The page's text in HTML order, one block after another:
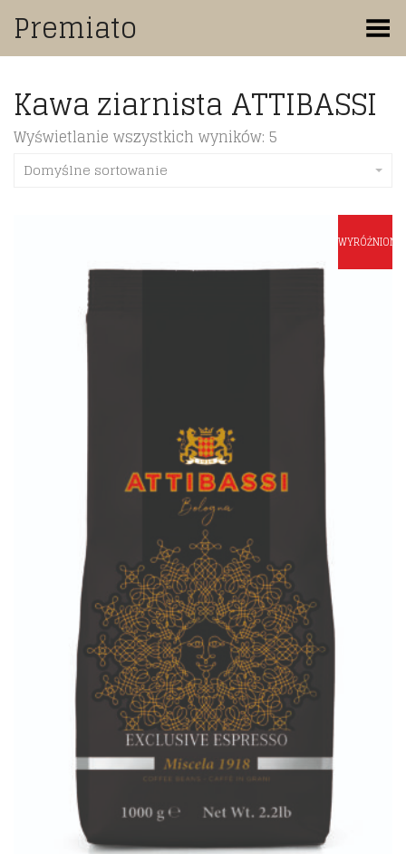
Premiato Toggle Menu
Kawa ziarnista ATTIBASSI
Wyświetlanie wszystkich wyników: 5
Domyślne sortowanie
WYRÓŻNIONE